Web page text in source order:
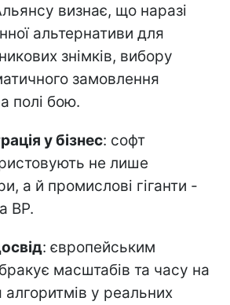
визнає, що наразі
альтернативи для
знімків, вибору
замовлення
полі бою.
у бізнес: софт
не лише
а й промислові гіганти -
BP.
: європейським
масштабів та часу на
у реальних